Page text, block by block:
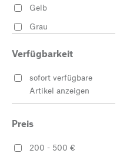
Gelb
Grau
Weiß
Verfügbarkeit
sofort verfügbare
Artikel anzeigen
Preis
200 - 500 €